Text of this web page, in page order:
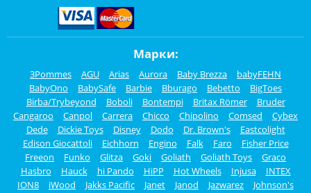
Марки:
3Pommes AGU Arias Aurora Baby Brezza
babyFEHN
BabyOno
BabySafe Barbie Bburago Bebetto
BigToes
Birba/Trybeyond
Boboli Bontempi Britax Römer
Bruder
Cangaroo
Canpol Carrera Chicco Chipolino Comsed
Cybex
Dede
Dickie Toys Disney Dodo Dr. Brown's
Eastcolight
Edison Giocattoli
Eichhorn Engino Falk Faro
Fisher Price
Freeon
Funko Glitza Goki Goliath Goliath Toys
Graco
Hasbro
Hauck hi Pando HiPP Hot Wheels Injusa
INTEX
ION8
iWood Jakks Pacific Janet Janod Jazwarez
Johnson's